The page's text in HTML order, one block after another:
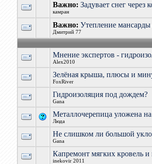
Важно: Задувает снег через
камран
Важно: Утепление мансарды
Дмитрий 77
Мнение экспертов -
Alex2010
Зелёная крыша, плюсы и
FoxRiver
Гидроизоляция под дождем?
Gana
Металлочерепица уложена
Люда
Не слишком ли большой
Gana
Капремонт мягких кровель
inekovir 2011